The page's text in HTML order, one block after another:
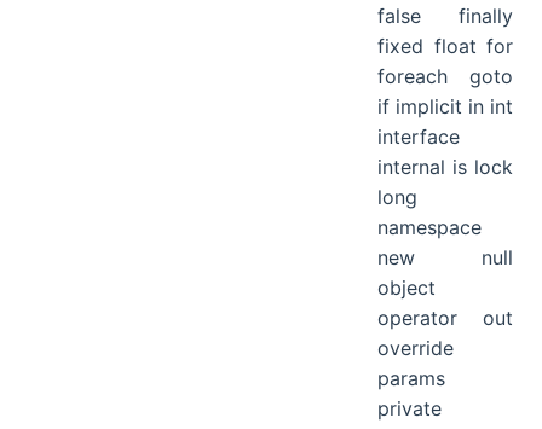
false finally
fixed float for
foreach goto
if implicit in int
interface
internal is lock
long
namespace
new null
object
operator out
override
params
private